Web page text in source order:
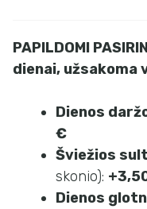
PAPILDOMI
dienai, užsakoma
Dienos
€
Šviežios
skonio):
Dienos